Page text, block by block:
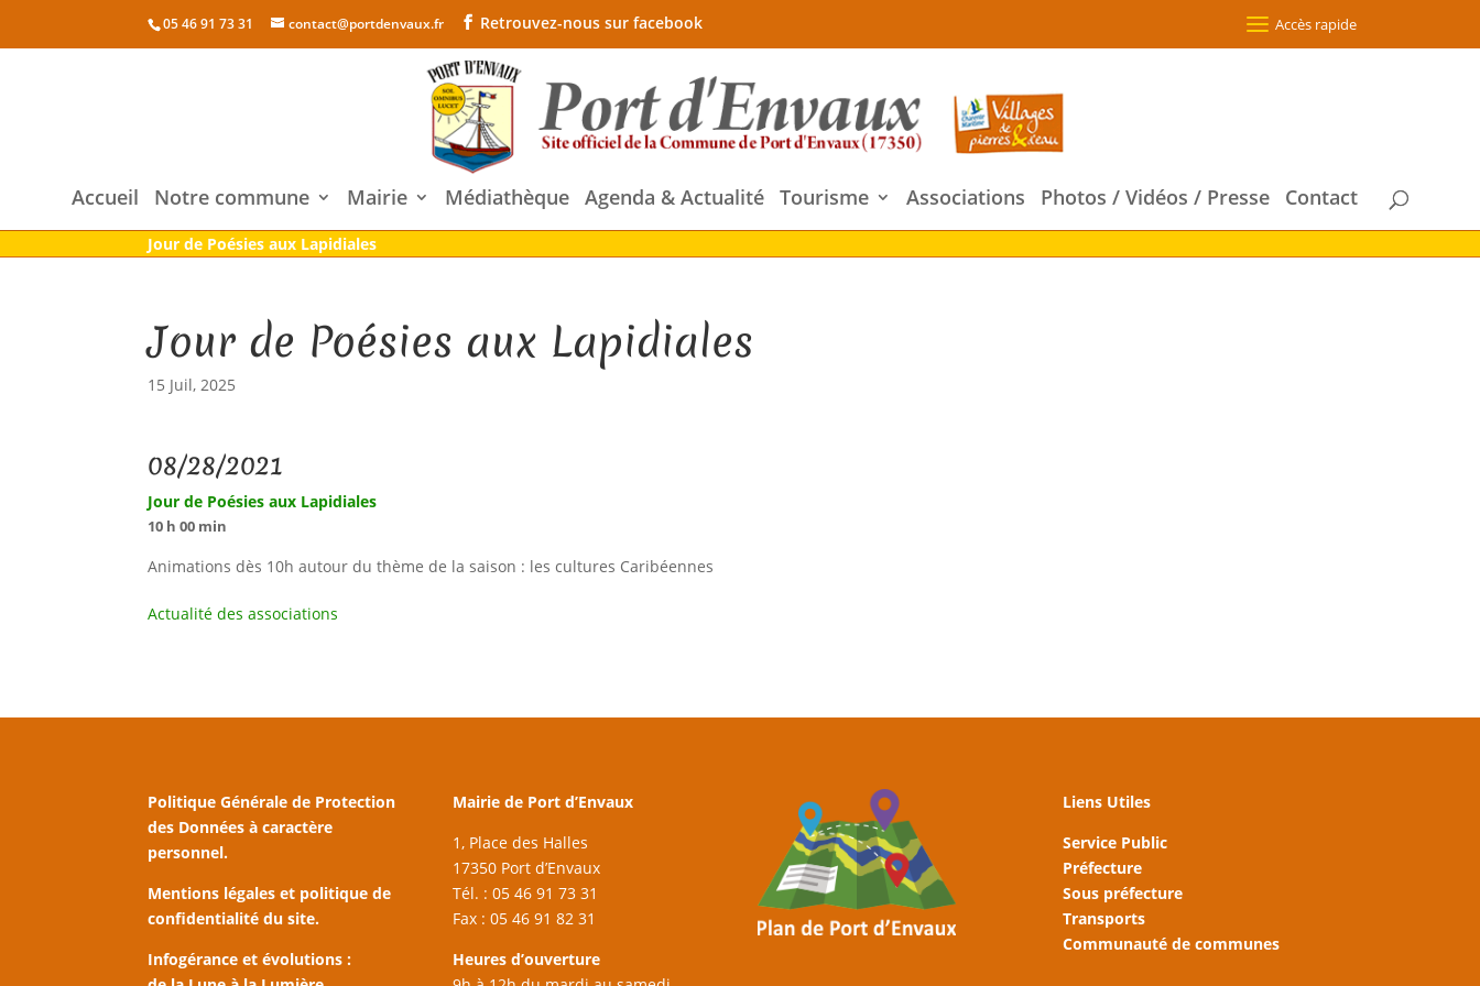
05 46 91 73 31 contact@portdenvaux.fr Retrouvez-nous sur facebook Accès rapide
Accueil Notre commune Mairie Médiathèque Agenda & Actualité Tourisme Associations Photos / Vidéos / Presse Contact
Jour de Poésies aux Lapidiales
Jour de Poésies aux Lapidiales
15 Juil, 2025
08/28/2021
Jour de Poésies aux Lapidiales
10 h 00 min
Animations dès 10h autour du thème de la saison : les cultures Caribéennes
Actualité des associations
Politique Générale de Protection
des Données à caractère
personnel.
Mentions légales et politique de
confidentialité du site.
Infogérance et évolutions :
Mairie de Port d’Envaux
1, Place des Halles
17350 Port d’Envaux
Tél. : 05 46 91 73 31
Fax : 05 46 91 82 31
Heures d’ouverture
Liens Utiles
Service Public
Préfecture
Sous préfecture
Transports
Communauté de communes